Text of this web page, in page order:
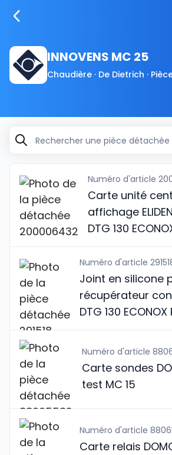
INNOVENS MC 25
Chaudière · De Dietrich ·
Numéro d'article
Carte unité
affichage
DTG 130
Numéro d'article
Joint en silicone
récupérateur
DTG 130 ECONOX
Numéro d'article
Carte sondes
test MC 15
Numéro d'article
Carte relais